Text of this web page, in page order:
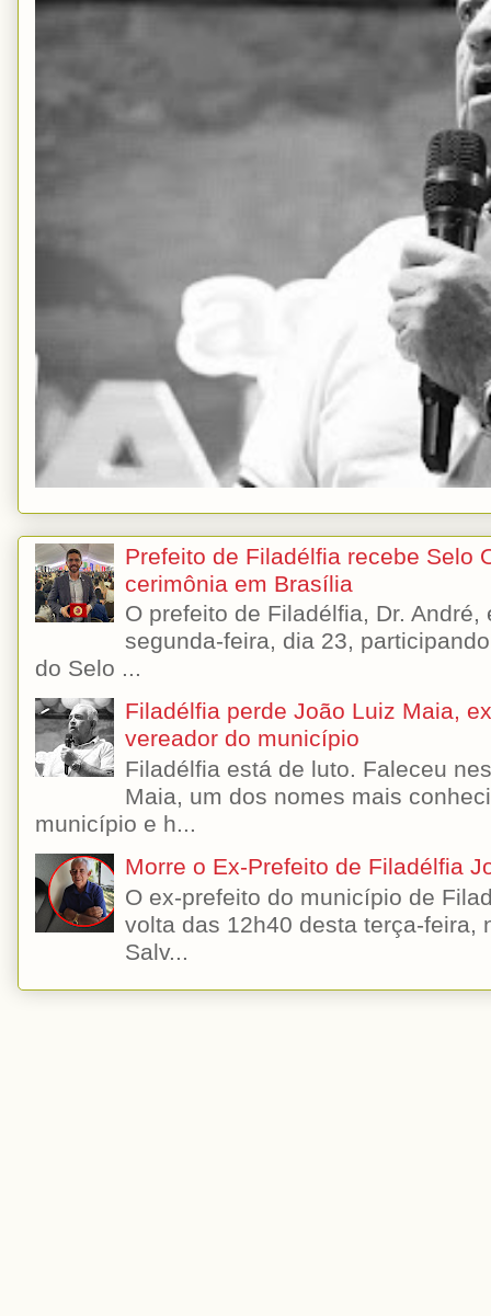
Prefeito de Filadélfia recebe Selo
cerimônia em Brasília
O prefeito de Filadélfia, Dr.
segunda-feira, dia 23,
do Selo ...
Filadélfia perde João Luiz Maia,
vereador do município
Filadélfia está de luto. Faleceu
Maia, um dos nomes mais
município e h...
Morre o Ex-Prefeito de Filadélfia
O ex-prefeito do município de
volta das 12h40 desta terça-feira,
Salv...